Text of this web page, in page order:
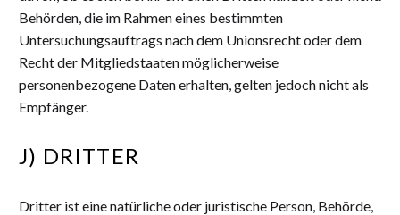
Behörden, die im Rahmen eines bestimmten
Untersuchungsauftrags nach dem Unionsrecht oder dem
Recht der Mitgliedstaaten möglicherweise
personenbezogene Daten erhalten, gelten jedoch nicht als
Empfänger.
J) DRITTER
Dritter ist eine natürliche oder juristische Person, Behörde,